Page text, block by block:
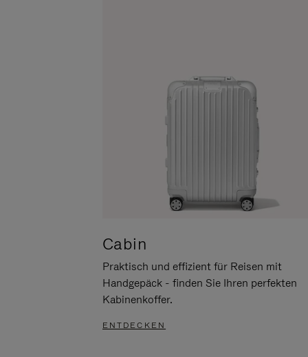
Cabin
Praktisch und effizient für Reisen mit
Handgepäck - finden Sie Ihren perfekten
Kabinenkoffer.
ENTDECKEN